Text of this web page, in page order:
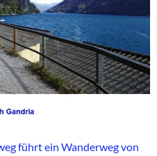
führt ein Wanderweg von